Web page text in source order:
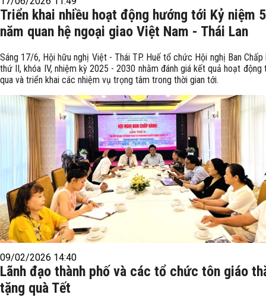
Triển khai nhiều hoạt động hướng tới Kỷ niệm
năm quan hệ ngoại giao Việt Nam - Thái Lan
Sáng 17/6, Hội hữu nghị Việt - Thái TP. Huế tổ chức Hội nghị Ban Chấp
thứ II, khóa IV, nhiệm kỳ 2025 - 2030 nhằm đánh giá kết quả hoạt động
qua và triển khai các nhiệm vụ trọng tâm trong thời gian tới.
09/02/2026 14:40
Lãnh đạo thành phố và các tổ chức tôn giáo
tặng quà Tết